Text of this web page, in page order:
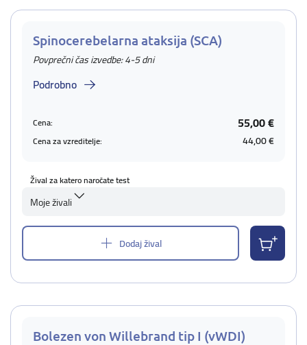
Spinocerebelarna ataksija (SCA)
Povprečni čas izvedbe: 4-5 dni
Podrobno
Cena: 55,00 €
Cena za vzreditelje: 44,00 €
Žival za katero naročate test
Moje živali
Dodaj žival
Bolezen von Willebrand tip I (vWDI)